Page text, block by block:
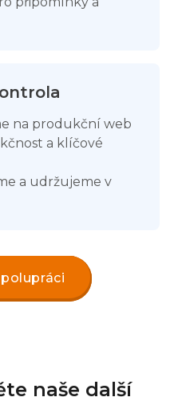
na produkční web
a klíčové
a udržujeme v
naše další